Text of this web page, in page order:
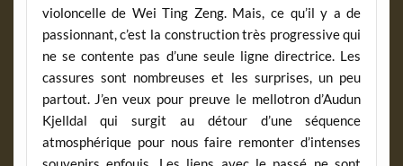
violoncelle de Wei Ting Zeng. Mais, ce qu’il y a de
passionnant, c’est la construction très progressive qui
ne se contente pas d’une seule ligne directrice. Les
cassures sont nombreuses et les surprises, un peu
partout. J’en veux pour preuve le mellotron d’Audun
Kjelldal qui surgit au détour d’une séquence
atmosphérique pour nous faire remonter d’intenses